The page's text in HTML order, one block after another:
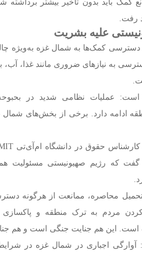
کمک باید بدون تاخیر بیشتر
رفت.
علیه بشریت
به نیاز‌های ضروری مانند غذا،
عملیات نظامی شدید در
که رژیم صهیونیستی مسئولیت
محاصره، ممانعت از هرگونه
مردم به ترک منطقه و پاکسازی
است. این هم جنایت جنگی است و هم
آوارگی اجباری در شمال غزه در